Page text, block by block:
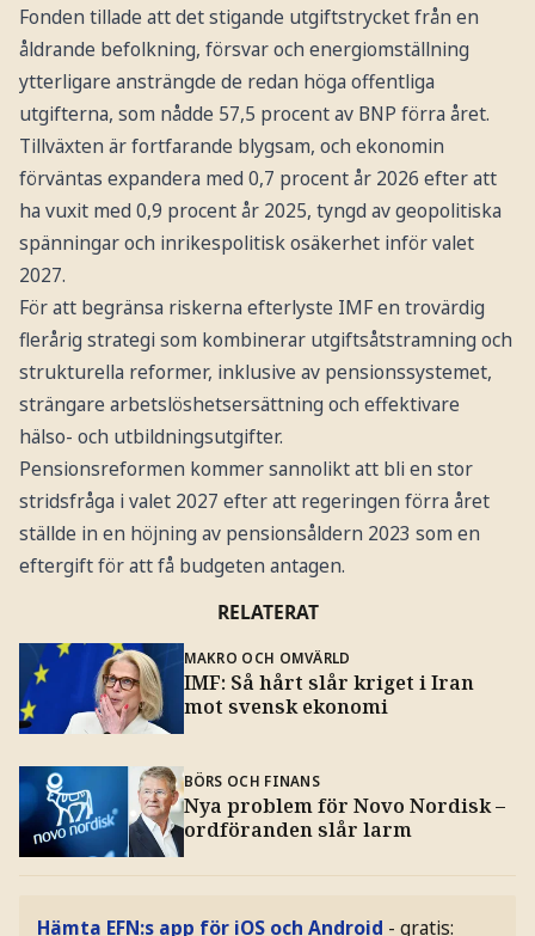
Fonden tillade att det stigande utgiftstrycket från en
åldrande befolkning, försvar och energiomställning
ytterligare ansträngde de redan höga offentliga
utgifterna, som nådde 57,5 procent av BNP förra året.
Tillväxten är fortfarande blygsam, och ekonomin
förväntas expandera med 0,7 procent år 2026 efter att
ha vuxit med 0,9 procent år 2025, tyngd av geopolitiska
spänningar och inrikespolitisk osäkerhet inför valet
2027.
För att begränsa riskerna efterlyste IMF en trovärdig
flerårig strategi som kombinerar utgiftsåtstramning och
strukturella reformer, inklusive av pensionssystemet,
strängare arbetslöshetsersättning och effektivare
hälso- och utbildningsutgifter.
Pensionsreformen kommer sannolikt att bli en stor
stridsfråga i valet 2027 efter att regeringen förra året
ställde in en höjning av pensionsåldern 2023 som en
eftergift för att få budgeten antagen.
RELATERAT
MAKRO OCH OMVÄRLD
IMF: Så hårt slår kriget i Iran
mot svensk ekonomi
BÖRS OCH FINANS
Nya problem för Novo Nordisk –
ordföranden slår larm
Hämta EFN:s app för iOS och Android - gratis: